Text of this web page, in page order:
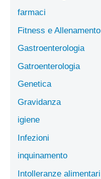
farmaci
Fitness e Allenamento
Gastroenterologia
Gatroenterologia
Genetica
Gravidanza
igiene
Infezioni
inquinamento
Intolleranze alimentari